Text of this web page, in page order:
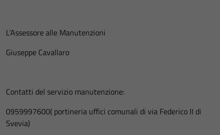
L’Assessore alle Manutenzioni
Giuseppe Cavallaro
Contatti del servizio manutenzione:
0959997600( portineria uffici comunali di via Federico II di
Svevia)